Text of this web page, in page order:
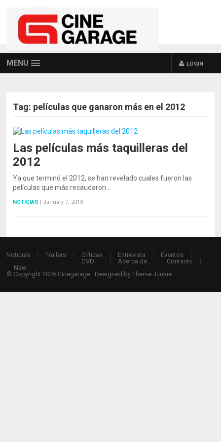
MENU LOGIN
Tag: películas que ganaron más en el 2012
Las películas más taquilleras del
2012
Ya que terminó el 2012, se han revelado cuales fueron las
películas que más recaudaron…
NOTICIAS | January 7, 2013
Noticias Trailers
Críticas
DVD
Entrevista
Eventos
Acerca de…
Contacto
New
© Copyright 2026 Cinegarage · Designed byTheme Junkie